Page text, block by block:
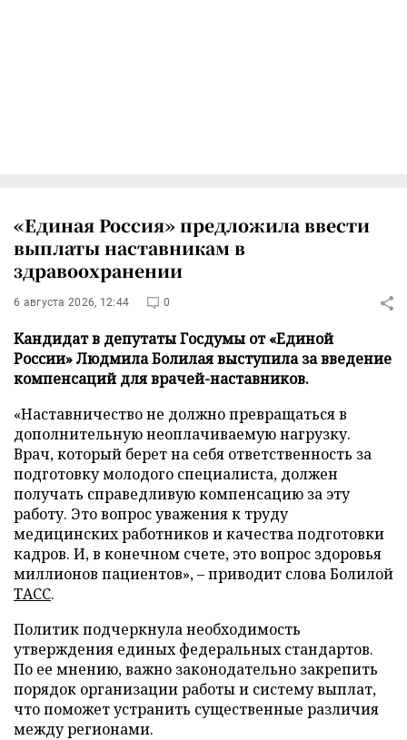
«Единая Россия» предложила ввести
выплаты наставникам в
здравоохранении
6 августа 2026, 12:44 0
Кандидат в депутаты Госдумы от «Единой
России» Людмила Болилая выступила за введение
компенсаций для врачей-наставников.
«Наставничество не должно превращаться в
дополнительную неоплачиваемую нагрузку.
Врач, который берет на себя ответственность за
подготовку молодого специалиста, должен
получать справедливую компенсацию за эту
работу. Это вопрос уважения к труду
медицинских работников и качества подготовки
кадров. И, в конечном счете, это вопрос здоровья
миллионов пациентов», – приводит слова Болилой
ТАСС.
Политик подчеркнула необходимость
утверждения единых федеральных стандартов.
По ее мнению, важно законодательно закрепить
порядок организации работы и систему выплат,
что поможет устранить существенные различия
между регионами.